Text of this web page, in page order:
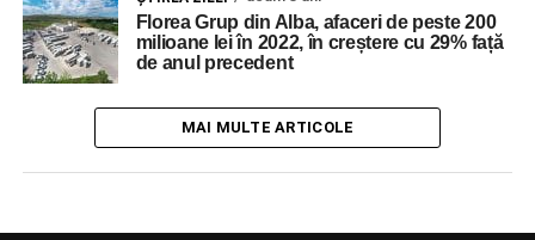
Florea Grup din Alba, afaceri de peste 200
milioane lei în 2022, în creștere cu 29% față
de anul precedent
MAI MULTE ARTICOLE